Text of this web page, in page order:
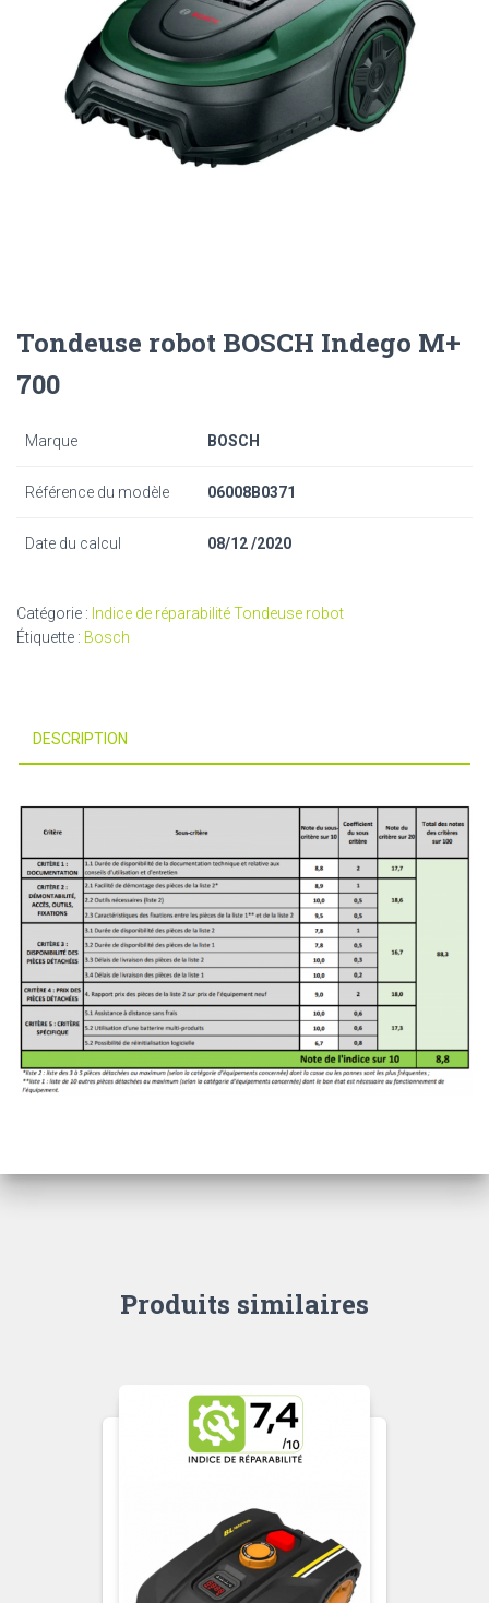
Tondeuse robot BOSCH Indego M+
700
Marque BOSCH
Référence du modèle 06008B0371
Date du calcul 08/12 /2020
Catégorie : Indice de réparabilité Tondeuse robot
Étiquette : Bosch
DESCRIPTION
Produits similaires